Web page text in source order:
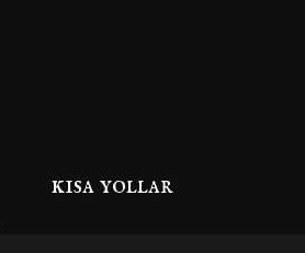
kısa yollar